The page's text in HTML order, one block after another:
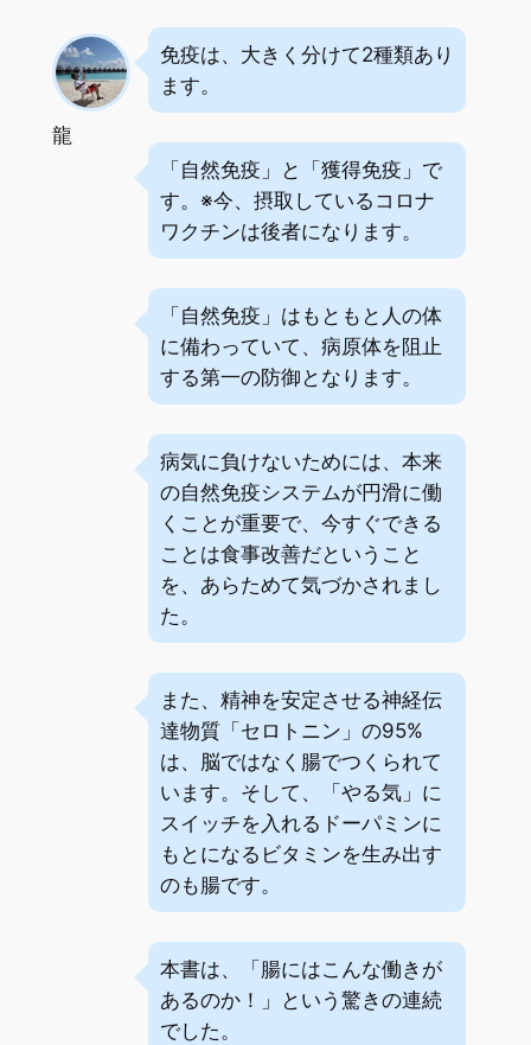
龍
免疫は、大きく分けて2種類あり
ます。
「自然免疫」と「獲得免疫」で
す。※今、摂取しているコロナ
ワクチンは後者になります。
「自然免疫」はもともと人の体
に備わっていて、病原体を阻止
する第一の防御となります。
病気に負けないためには、本来
の自然免疫システムが円滑に働
くことが重要で、今すぐできる
ことは食事改善だということ
を、あらためて気づかされまし
た。
また、精神を安定させる神経伝
達物質「セロトニン」の95%
は、脳ではなく腸でつくられて
います。そして、「やる気」に
スイッチを入れるドーパミンに
もとになるビタミンを生み出す
のも腸です。
本書は、「腸にはこんな働きが
あるのか！」という驚きの連続
でした。